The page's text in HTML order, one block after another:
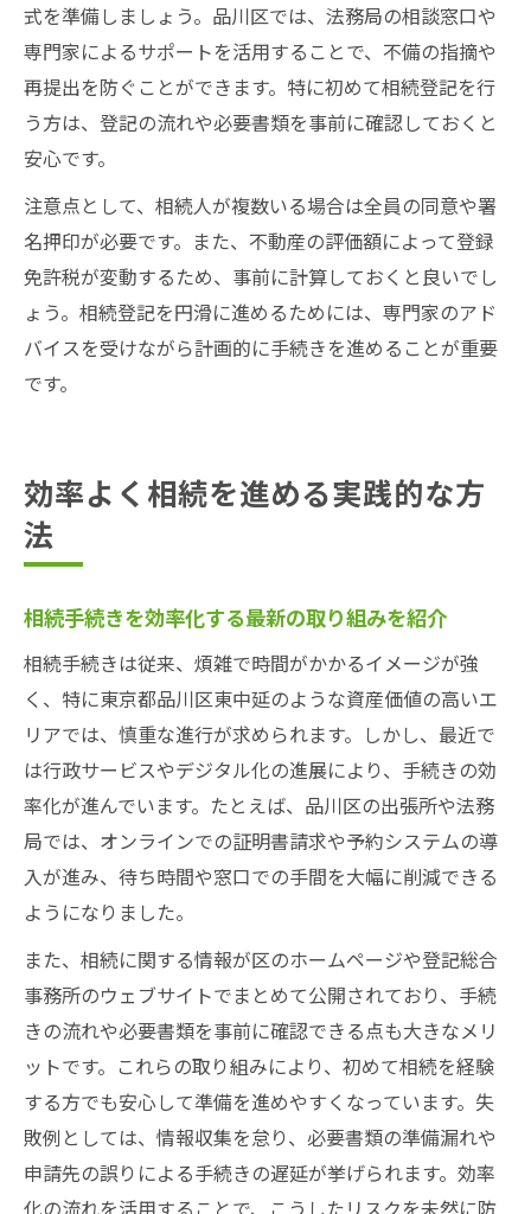
式を準備しましょう。品川区では、法務局の相談窓口や
専門家によるサポートを活用することで、不備の指摘や
再提出を防ぐことができます。特に初めて相続登記を行
う方は、登記の流れや必要書類を事前に確認しておくと
安心です。
注意点として、相続人が複数いる場合は全員の同意や署
名押印が必要です。また、不動産の評価額によって登録
免許税が変動するため、事前に計算しておくと良いでし
ょう。相続登記を円滑に進めるためには、専門家のアド
バイスを受けながら計画的に手続きを進めることが重要
です。
効率よく相続を進める実践的な方
法
相続手続きを効率化する最新の取り組みを紹介
相続手続きは従来、煩雑で時間がかかるイメージが強
く、特に東京都品川区東中延のような資産価値の高いエ
リアでは、慎重な進行が求められます。しかし、最近で
は行政サービスやデジタル化の進展により、手続きの効
率化が進んでいます。たとえば、品川区の出張所や法務
局では、オンラインでの証明書請求や予約システムの導
入が進み、待ち時間や窓口での手間を大幅に削減できる
ようになりました。
また、相続に関する情報が区のホームページや登記総合
事務所のウェブサイトでまとめて公開されており、手続
きの流れや必要書類を事前に確認できる点も大きなメリ
ットです。これらの取り組みにより、初めて相続を経験
する方でも安心して準備を進めやすくなっています。失
敗例としては、情報収集を怠り、必要書類の準備漏れや
申請先の誤りによる手続きの遅延が挙げられます。効率
化の流れを活用することで、こうしたリスクを未然に防